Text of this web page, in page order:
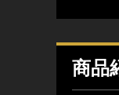
商品